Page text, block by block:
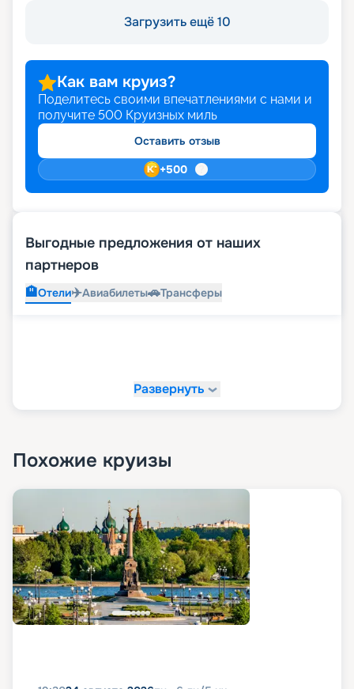
Загрузить ещё 10
Как вам круиз?
Поделитесь своими впечатлениями с нами и
получите 500 Круизных миль
Оставить отзыв
+500
Выгодные предложения от наших
партнеров
🏨Отели✈️Авиабилеты🚗Трансферы
Развернуть
Похожие круизы